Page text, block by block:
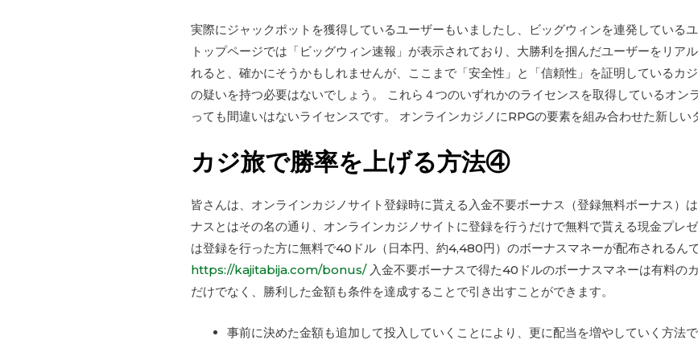
実際にジャックポットを獲得しているユーザーもいましたし、ビッグウィンを連発している
トップページでは「ビッグウィン速報」が表示されており、大勝利を掴んだユーザーをリア
れると、確かにそうかもしれませんが、ここまで「安全性」と「信頼性」を証明しているカ
の疑いを持つ必要はないでしょう。 これら４つのいずれかのライセンスを取得しているオン
っても間違いはないライセンスです。 オンラインカジノにRPGの要素を組み合わせた新しい
カジ旅で勝率を上げる方法④
皆さんは、オンラインカジノサイト登録時に貰える入金不要ボーナス（登録無料ボーナス）
ナスとはその名の通り、オンラインカジノサイトに登録を行うだけで無料で貰える現金プレ
は登録を行った方に無料で40ドル（日本円、約4,480円）のボーナスマネーが配布されるんで
https://kajitabija.com/bonus/入金不要ボーナスで得た40ドルのボーナスマネーは有料の
だけでなく、勝利した金額も条件を達成することで引き出すことができます。
事前に決めた金額も追加して投入していくことにより、更に配当を増やしていく方法